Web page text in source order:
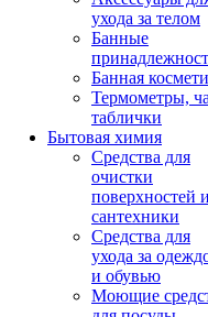
ухода за телом
Банные
Банная
Термометры,
таблички
Бытовая химия
Средства для
очистки
поверхностей
сантехники
Средства для
ухода за
и обувью
Моющие